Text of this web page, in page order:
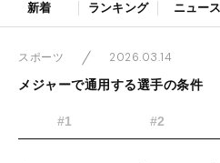
新着 ランキング ニュース
スポーツ
2026.03.14
メジャーで通用する選手の条件
#1 #2